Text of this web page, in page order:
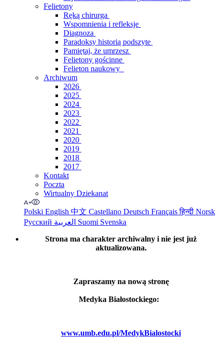
Felietony
Ręką chirurga
Wspomnienia i refleksje
Diagnoza
Paradoksy historią podszyte
Pamiętaj, że umrzesz
Felietony gościnne
Felieton naukowy
Archiwum
2026
2025
2024
2023
2022
2021
2020
2019
2018
2017
Kontakt
Poczta
Wirtualny Dziekanat
Polski English 中文 Castellano Deutsch Françaisहिन्दी Norsk
Русский
Suomi Svenska
Strona ma charakter archiwalny i nie jest już
aktualizowana.
Zapraszamy na nową stronę
Medyka Białostockiego:
www.umb.edu.pl/MedykBialostocki